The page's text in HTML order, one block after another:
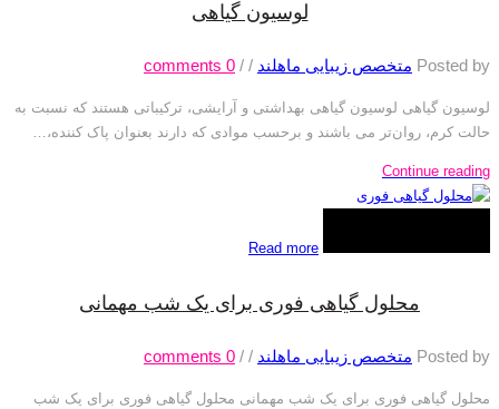
لوسیون گیاهی
Posted by متخصص زیبایی ماهلند /
/
0
comments
لوسیون‌ گیاهی لوسیون گیاهی بهداشتی و آرایشی، ترکیباتی هستند که نسبت به
حالت کرم، روان‌تر می باشند و برحسب موادی که دارند بعنوان پاک کننده،…
Continue reading
Read more
محلول گیاهی فوری برای یک شب مهمانی
Posted by متخصص زیبایی ماهلند /
/
0
comments
محلول گیاهی فوری برای یک شب مهمانی محلول گیاهی فوری برای یک شب